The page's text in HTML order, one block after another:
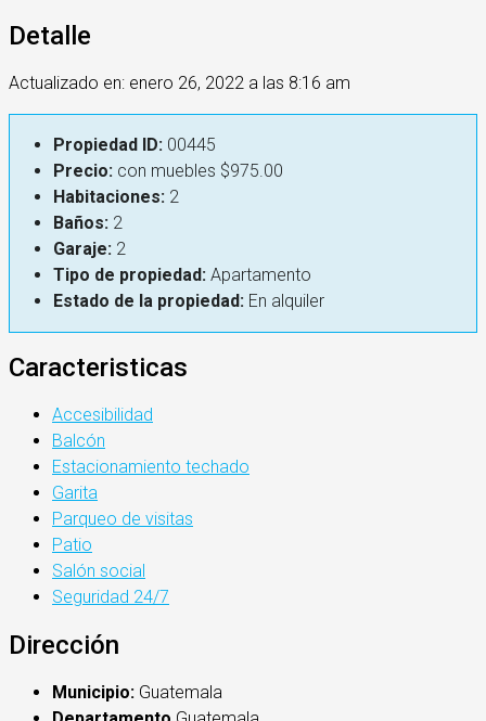
Detalle
Actualizado en: enero 26, 2022 a las 8:16 am
Propiedad ID: 00445
Precio: con muebles $975.00
Habitaciones: 2
Baños: 2
Garaje: 2
Tipo de propiedad: Apartamento
Estado de la propiedad: En alquiler
Caracteristicas
Accesibilidad
Balcón
Estacionamiento techado
Garita
Parqueo de visitas
Patio
Salón social
Seguridad 24/7
Dirección
Municipio: Guatemala